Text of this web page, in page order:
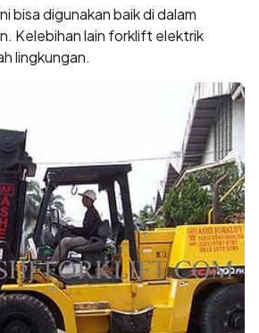
bisa digunakan baik di dalam
Kelebihan lain forklift elektrik
lingkungan.